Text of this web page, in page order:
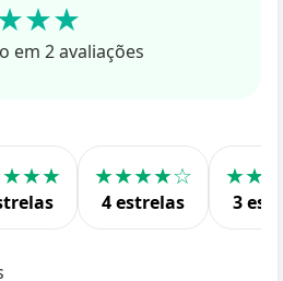
em 2 avaliações
★★★★☆
4 estrelas 3